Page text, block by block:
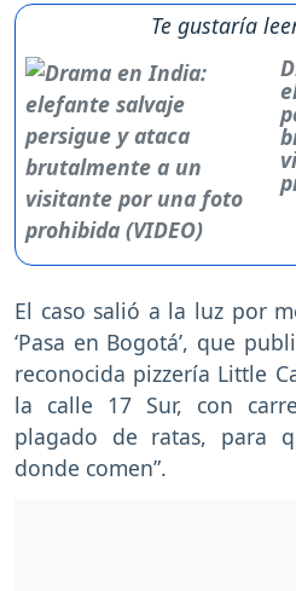
Te gustaría
El caso salió a la luz por
‘Pasa en Bogotá’, que
reconocida pizzería Little
la calle 17 Sur, con
plagado de ratas, para
donde comen”.